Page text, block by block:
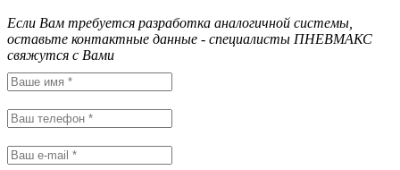
Если Вам требуется разработка аналогичной системы,
оставьте контактные данные - специалисты ПНЕВМАКС
свяжутся с Вами